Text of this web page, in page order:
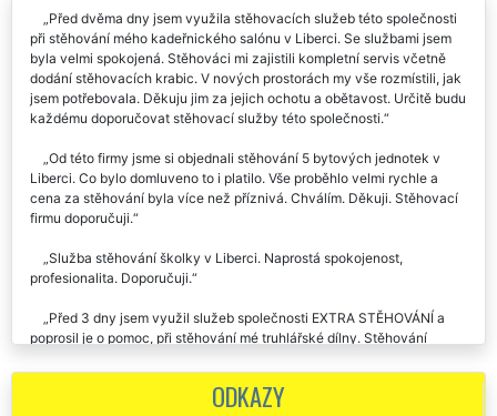
Před dvěma dny jsem využila stěhovacích služeb této společnosti
při stěhování mého kadeřnického salónu v Liberci. Se službami jsem
byla velmi spokojená. Stěhováci mi zajistili kompletní servis včetně
dodání stěhovacích krabic. V nových prostorách my vše rozmístili, jak
jsem potřebovala. Děkuju jim za jejich ochotu a obětavost. Určitě budu
Od této firmy jsme si objednali stěhování 5 bytových jednotek v
Liberci. Co bylo domluveno to i platilo. Vše proběhlo velmi rychle a
cena za stěhování byla více než příznivá. Chválím. Děkuji. Stěhovací
Služba stěhování školky v Liberci. Naprostá spokojenost,
Před 3 dny jsem využil služeb společnosti EXTRA STĚHOVÁNÍ a
proběhlo na jedničku. Touto cestou děkuji za vaše služby.